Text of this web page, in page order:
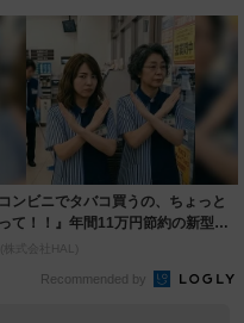
コンビニでタバコ買うの、ちょっと
て！！』年間11万円節約の新型タ
株式会社HAL)
Recommended by